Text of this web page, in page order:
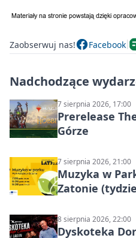
Zaobserwuj nas! Facebook
Nadchodzące
7 sierpnia 2026, 17:00
Prerelease
Górze
7 sierpnia 2026, 21:00
Muzyka w
Zatonie
8 sierpnia 2026, 22:00
Dyskoteka